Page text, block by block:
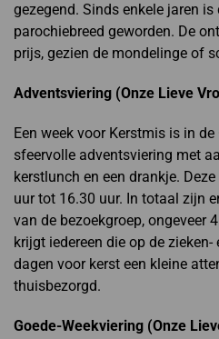
gezegend. Sinds enkele jaren
parochiebreed geworden. De
prijs, gezien de mondelinge of
Adventsviering (Onze Lieve
Een week voor Kerstmis is in
sfeervolle adventsviering met
kerstlunch en een drankje.
uur tot 16.30 uur. In totaal zijn
van de bezoekgroep, ongeveer
krijgt iedereen die op de
dagen voor kerst een kleine
thuisbezorgd.
Goede-Weekviering (Onze